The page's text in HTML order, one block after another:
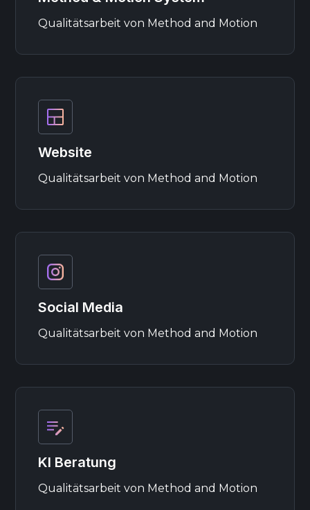
Qualitätsarbeit von Method and Motion
Website
Qualitätsarbeit von Method and Motion
Social Media
Qualitätsarbeit von Method and Motion
KI Beratung
Qualitätsarbeit von Method and Motion